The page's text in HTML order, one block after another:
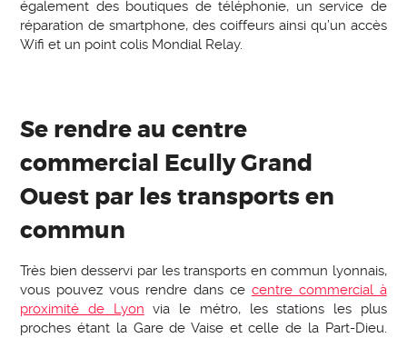
également des boutiques de téléphonie, un service de
réparation de smartphone, des coiffeurs ainsi qu’un accès
Wifi et un point colis Mondial Relay.
Se rendre au centre
commercial Ecully Grand
Ouest par les transports en
commun
Très bien desservi par les transports en commun lyonnais,
vous pouvez vous rendre dans ce centre commercial à
proximité de Lyon via le métro, les stations les plus
proches étant la Gare de Vaise et celle de la Part-Dieu.